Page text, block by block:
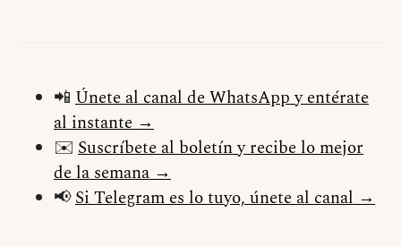
📲 Únete al canal de WhatsApp y entérate
al instante →
✉️ Suscríbete al boletín y recibe lo mejor
de la semana →
📢Si Telegram es lo tuyo, únete al canal →